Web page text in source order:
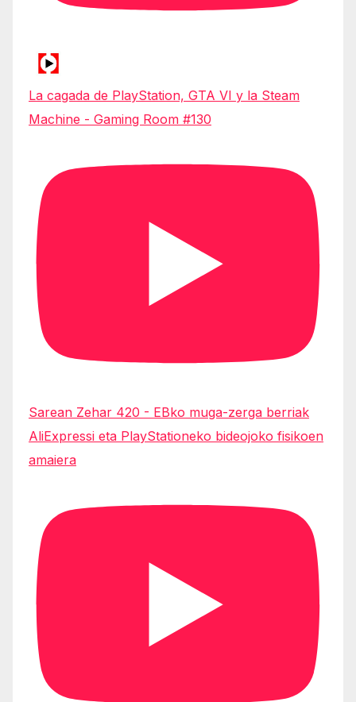
La cagada de PlayStation, GTA VI y la Steam
Machine - Gaming Room #130
Sarean Zehar 420 - EBko muga-zerga berriak
AliExpressi eta PlayStationeko bideojoko fisikoen
amaiera